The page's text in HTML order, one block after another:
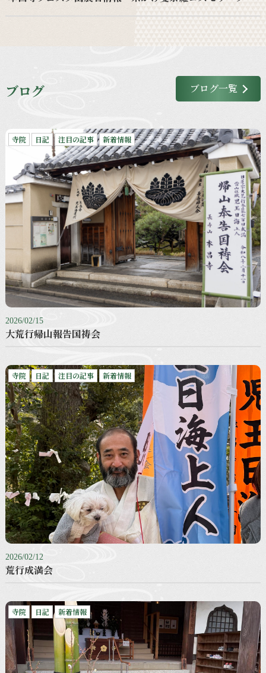
ブログ ブログ一覧
寺院 日記 注目の記事 新着情報
2026/02/15
大荒行帰山報告国祷会
寺院 日記 注目の記事 新着情報
2026/02/12
荒行成満会
寺院 日記 新着情報